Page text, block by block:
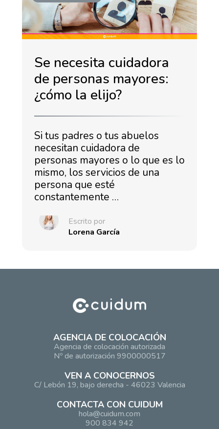
Se necesita cuidadora
de personas mayores:
¿cómo la elijo?
Si tus padres o tus abuelos
necesitan cuidadora de
personas mayores o lo que es lo
mismo, los servicios de una
persona que esté
constantemente …
Escrito por
Lorena García
AGENCIA DE COLOCACIÓN
Agencia de colocación autorizada
Nº de autorización 9900000517
VEN A CONOCERNOS
C/ Lebón 19, bajo derecha - 46023 Valencia
CONTACTA CON CUIDUM
hola@cuidum.com
900 834 942